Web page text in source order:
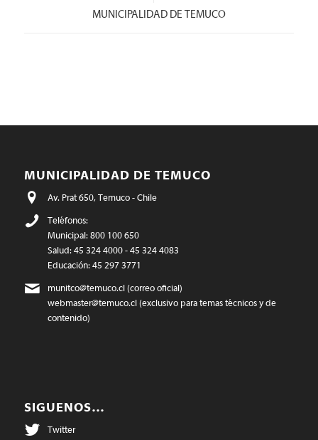
MUNICIPALIDAD DE TEMUCO
MUNICIPALIDAD DE TEMUCO
Av. Prat 650, Temuco - Chile
Teléfonos:
Municipal: 800 100 650
Salud: 45 324 4000 - 45 324 4083
Educación: 45 297 3771
munitco@temuco.cl(correo oficial)
webmaster@temuco.cl(exclusivo para temas técnicos y de
contenido)
SIGUENOS…
Twitter